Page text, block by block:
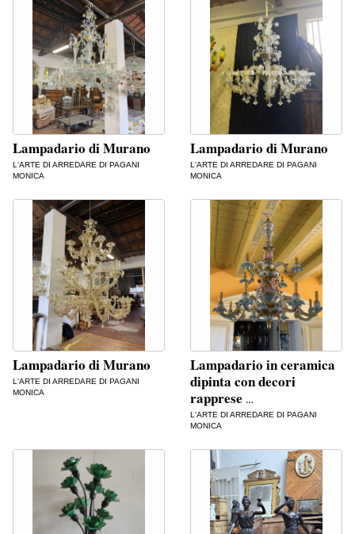
Lampadario di Murano
L'ARTE DI ARREDARE DI PAGANI
MONICA
Lampadario di Murano
L'ARTE DI ARREDARE DI PAGANI
MONICA
Lampadario di Murano
L'ARTE DI ARREDARE DI PAGANI
MONICA
Lampadario in ceramica
dipinta con decori
rapprese …
L'ARTE DI ARREDARE DI PAGANI
MONICA